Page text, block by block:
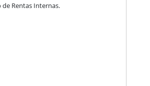
Rentas Internas.